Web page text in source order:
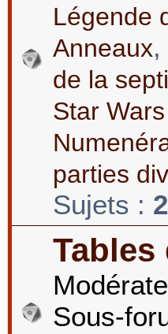
Légende
Anneaux,
de la
Star
parties
Sujets :
Tables
Sous-